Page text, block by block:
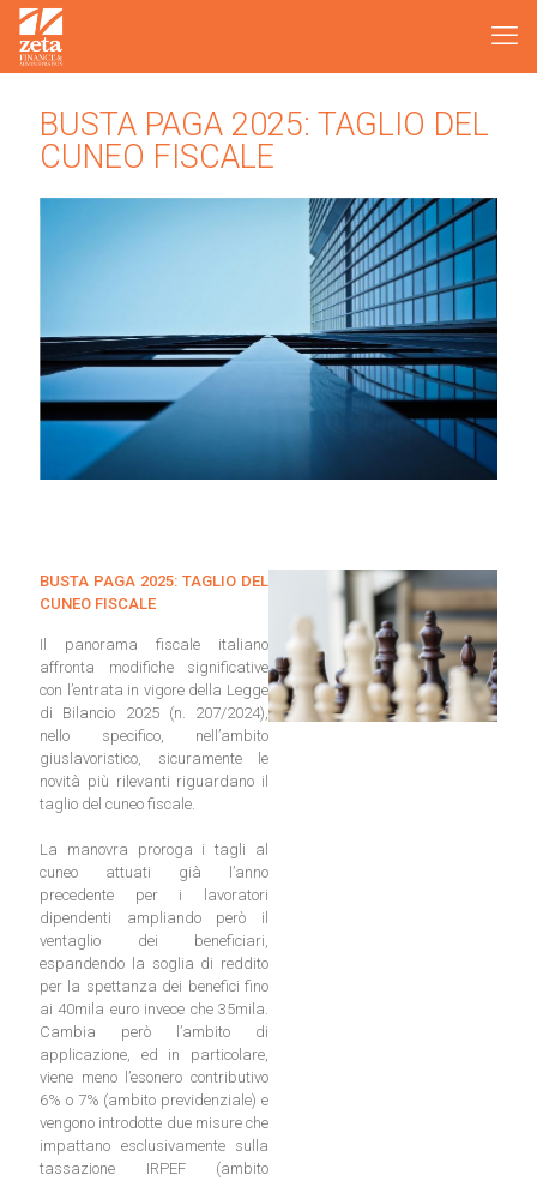
BUSTA PAGA 2025: TAGLIO DEL
CUNEO FISCALE
BUSTA PAGA 2025: TAGLIO DEL
CUNEO FISCALE
Il panorama fiscale italiano
affronta modifiche significative
con l’entrata in vigore della Legge
di Bilancio 2025 (n. 207/2024),
nello specifico, nell’ambito
giuslavoristico, sicuramente le
novità più rilevanti riguardano il
taglio del cuneo fiscale.
La manovra proroga i tagli al
cuneo attuati già l’anno
precedente per i lavoratori
dipendenti ampliando però il
ventaglio dei beneficiari,
espandendo la soglia di reddito
per la spettanza dei benefici fino
ai 40mila euro invece che 35mila.
Cambia però l’ambito di
applicazione, ed in particolare,
viene meno l’esonero contributivo
6% o 7% (ambito previdenziale) e
vengono introdotte due misure che
impattano esclusivamente sulla
tassazione IRPEF (ambito